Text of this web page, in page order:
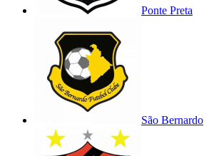
Ponte Preta
São Bernardo